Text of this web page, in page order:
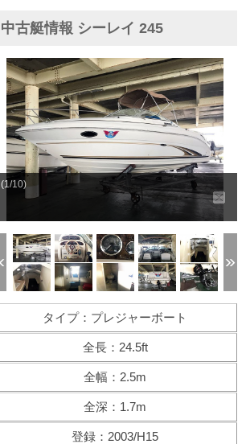
中古艇情報 シーレイ 245
(1/10)
タイプ：プレジャーボート
全長：24.5ft
全幅：2.5m
全深：1.7m
登録：2003/H15